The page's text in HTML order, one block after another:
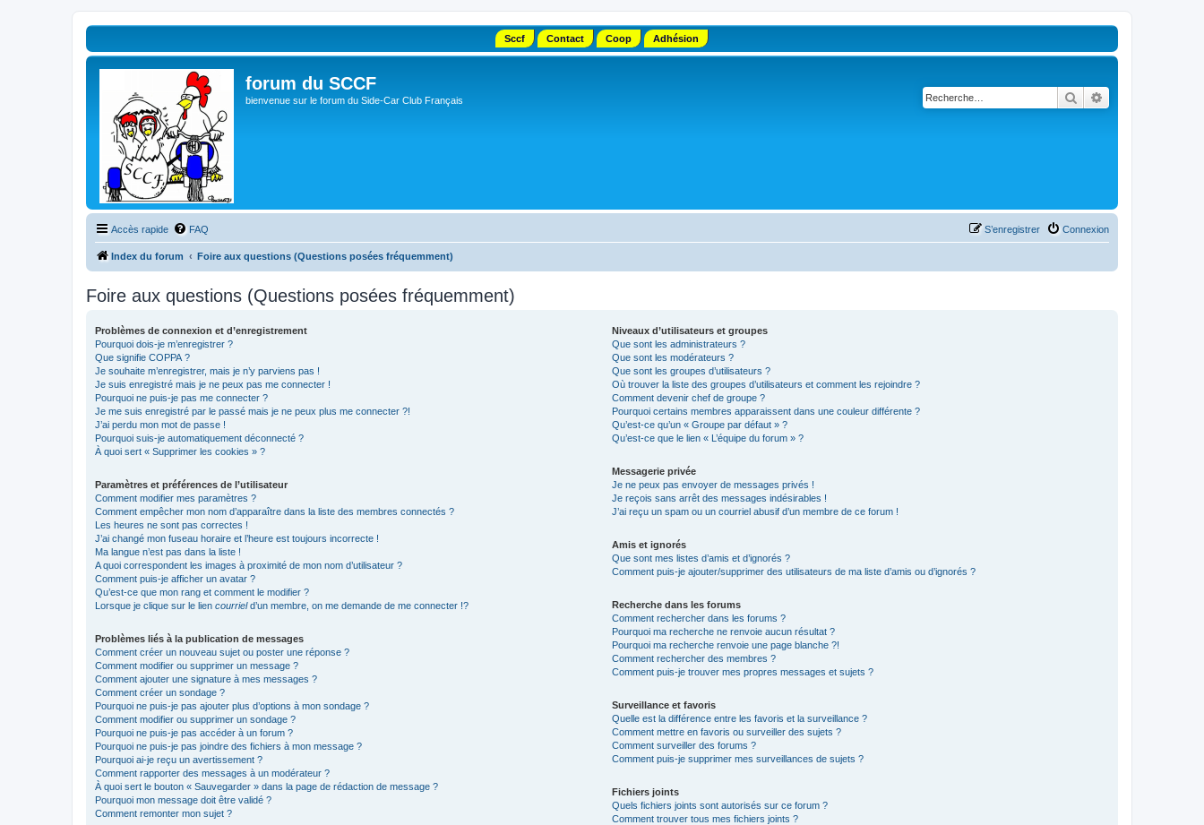
Sccf Contact Coop Adhésion
forum du SCCF
bienvenue sur le forum du Side-Car Club Français Rechercher
Accès rapide FAQ Connexion
S’enregistrer
Index du forum Foire aux questions (Questions posées fréquemment)
Foire aux questions (Questions posées fréquemment)
Problèmes de connexion et d’enregistrement
Pourquoi dois-je m’enregistrer ?
Que signifie COPPA ?
Je souhaite m’enregistrer, mais je n’y parviens pas !
Je suis enregistré mais je ne peux pas me connecter !
Pourquoi ne puis-je pas me connecter ?
Je me suis enregistré par le passé mais je ne peux plus me connecter ?!
J’ai perdu mon mot de passe !
Pourquoi suis-je automatiquement déconnecté ?
À quoi sert « Supprimer les cookies » ?
Paramètres et préférences de l’utilisateur
Comment modifier mes paramètres ?
Comment empêcher mon nom d’apparaître dans la liste des membres connectés ?
Les heures ne sont pas correctes !
J’ai changé mon fuseau horaire et l’heure est toujours incorrecte !
Ma langue n’est pas dans la liste !
A quoi correspondent les images à proximité de mon nom d’utilisateur ?
Comment puis-je afficher un avatar ?
Qu’est-ce que mon rang et comment le modifier ?
Lorsque je clique sur le lien courrield’un membre, on me demande de me connecter !?
Problèmes liés à la publication de messages
Comment créer un nouveau sujet ou poster une réponse ?
Comment modifier ou supprimer un message ?
Comment ajouter une signature à mes messages ?
Comment créer un sondage ?
Pourquoi ne puis-je pas ajouter plus d’options à mon sondage ?
Comment modifier ou supprimer un sondage ?
Pourquoi ne puis-je pas accéder à un forum ?
Pourquoi ne puis-je pas joindre des fichiers à mon message ?
Pourquoi ai-je reçu un avertissement ?
Comment rapporter des messages à un modérateur ?
À quoi sert le bouton « Sauvegarder » dans la page de rédaction de message ?
Pourquoi mon message doit être validé ?
Comment remonter mon sujet ?
Niveaux d’utilisateurs et groupes
Que sont les administrateurs ?
Que sont les modérateurs ?
Que sont les groupes d’utilisateurs ?
Où trouver la liste des groupes d’utilisateurs et comment les rejoindre ?
Comment devenir chef de groupe ?
Pourquoi certains membres apparaissent dans une couleur différente ?
Qu’est-ce qu’un « Groupe par défaut » ?
Qu’est-ce que le lien « L’équipe du forum » ?
Messagerie privée
Je ne peux pas envoyer de messages privés !
Je reçois sans arrêt des messages indésirables !
J’ai reçu un spam ou un courriel abusif d’un membre de ce forum !
Amis et ignorés
Que sont mes listes d’amis et d’ignorés ?
Comment puis-je ajouter/supprimer des utilisateurs de ma liste d’amis ou d’ignorés ?
Recherche dans les forums
Comment rechercher dans les forums ?
Pourquoi ma recherche ne renvoie aucun résultat ?
Pourquoi ma recherche renvoie une page blanche ?!
Comment rechercher des membres ?
Comment puis-je trouver mes propres messages et sujets ?
Surveillance et favoris
Quelle est la différence entre les favoris et la surveillance ?
Comment mettre en favoris ou surveiller des sujets ?
Comment surveiller des forums ?
Comment puis-je supprimer mes surveillances de sujets ?
Fichiers joints
Quels fichiers joints sont autorisés sur ce forum ?
Comment trouver tous mes fichiers joints ?